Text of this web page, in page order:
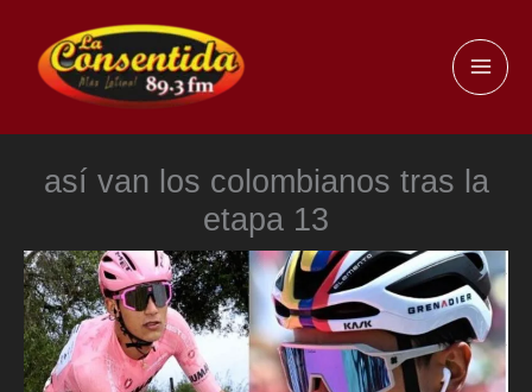
contenido
así van los colombianos tras la
etapa 13